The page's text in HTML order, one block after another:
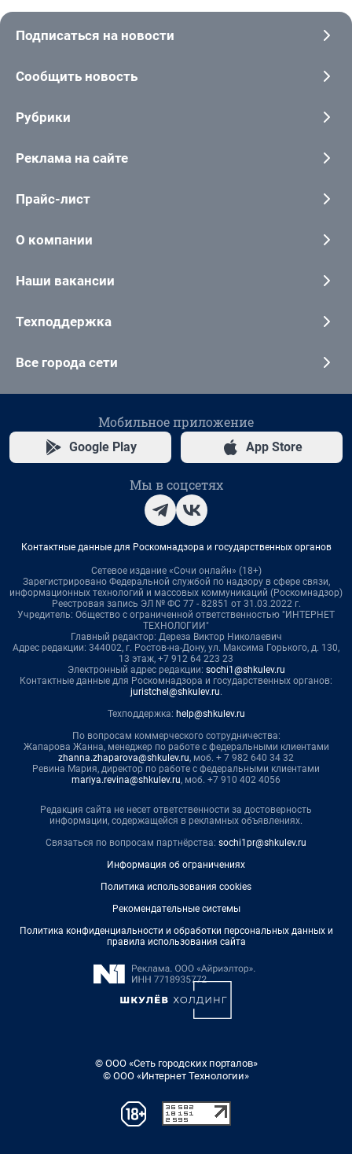
Подписаться на новости
Сообщить новость
Рубрики
Реклама на сайте
Прайс-лист
О компании
Наши вакансии
Техподдержка
Все города сети
Мобильное приложение
Google Play App Store
Мы в соцсетях
Контактные данные для Роскомнадзора и государственных органов
Сетевое издание «Сочи онлайн» (18+)
Зарегистрировано Федеральной службой по надзору в сфере связи,
информационных технологий и массовых коммуникаций (Роскомнадзор)
Реестровая запись ЭЛ № ФС 77 - 82851 от 31.03.2022 г.
Учредитель: Общество с ограниченной ответственностью "ИНТЕРНЕТ
ТЕХНОЛОГИИ"
Главный редактор: Дереза Виктор Николаевич
Адрес редакции: 344002, г. Ростов-на-Дону, ул. Максима Горького, д. 130,
13 этаж, +7 912 64 223 23
Электронный адрес редакции: sochi1@shkulev.ru
Контактные данные для Роскомнадзора и государственных органов:
juristchel@shkulev.ru.
Техподдержка: help@shkulev.ru
По вопросам коммерческого сотрудничества:
Жапарова Жанна, менеджер по работе с федеральными клиентами
zhanna.zhaparova@shkulev.ru, моб. + 7 982 640 34 32
Ревина Мария, директор по работе с федеральными клиентами
mariya.revina@shkulev.ru, моб. +7 910 402 4056
Редакция сайта не несет ответственности за достоверность
информации, содержащейся в рекламных объявлениях.
Связаться по вопросам партнёрства: sochi1pr@shkulev.ru
Информация об ограничениях
Политика использования cookies
Рекомендательные системы
Политика конфиденциальности и обработки персональных данных и
правила использования сайта
© ООО «Сеть городских порталов»
© ООО «Интернет Технологии»